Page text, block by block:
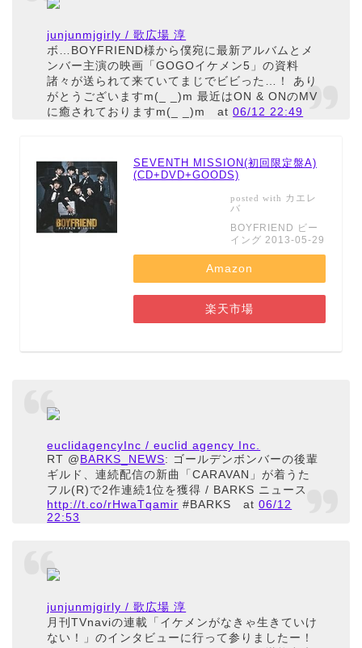
junjunmjgirly / 歌広場 淳
ボ…BOYFRIEND様から僕宛に最新アルバムとメ
ンバー主演の映画「GOGOイケメン5」の資料
諸々が送られて来ていてまじでビビった…！ あり
がとうございますm(_ _)m 最近はON & ONのMV
に癒されておりますm(_ _)m
at06/12 22:49
SEVENTH MISSION(初回限定盤A)
(CD+DVD+GOODS)
posted with カエレ
バ
BOYFRIEND ビー
イング 2013-05-29
Amazon
楽天市場
euclidagencyInc / euclid agency Inc.
RT @BARKS_NEWS: ゴールデンボンバーの後輩
ギルド、連続配信の新曲「CARAVAN」が着うた
フル(R)で2作連続1位を獲得 / BARKS ニュース
http://t.co/rHwaTqamir #BARKS at06/12
22:53
junjunmjgirly / 歌広場 淳
月刊TVnaviの連載「イケメンがなきゃ生きていけ
ない！」のインタビューに行って参りましたー！